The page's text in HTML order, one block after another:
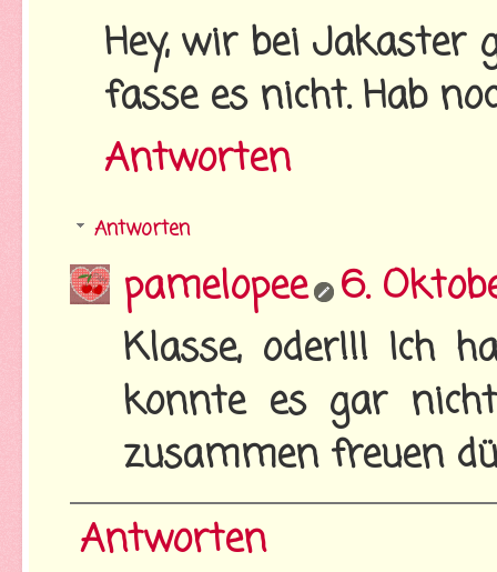
Hey, wir bei Jakaster
fasse es nicht. Hab
Antworten
Antworten
pamelopee 6.
Klasse, oder!!! Ich
konnte es gar
zusammen freuen
Antworten